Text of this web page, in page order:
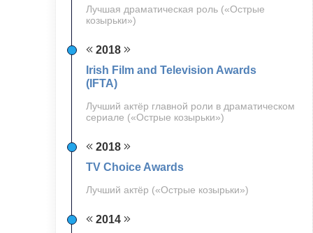
Лучшая драматическая роль («Острые
козырьки»)
2018
Irish Film and Television Awards
(IFTA)
Лучший актёр главной роли в драматическом
сериале («Острые козырьки»)
2018
TV Choice Awards
Лучший актёр («Острые козырьки»)
2014